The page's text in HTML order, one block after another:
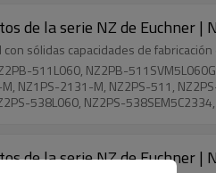
de la serie NZ de Euchner |
sólidas capacidades de
511L060, NZ2PB-
2131-M, NZ2PS-511,
538L060, NZ2PS-
de la serie NZ de Euchner |